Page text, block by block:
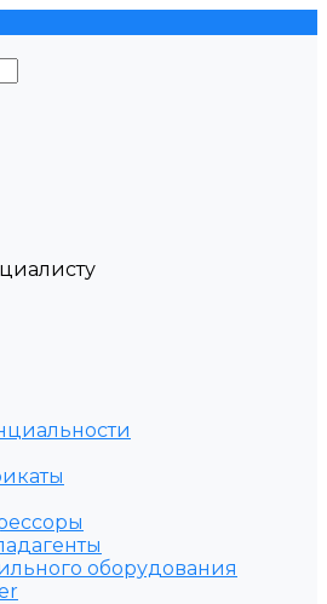
оборудования